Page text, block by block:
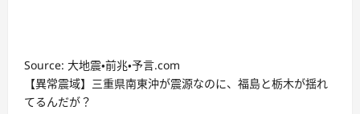
Source: 大地震・前兆・予言.com
【異常震域】三重県南東沖が震源なのに、福島と栃木が揺れ
てるんだが？